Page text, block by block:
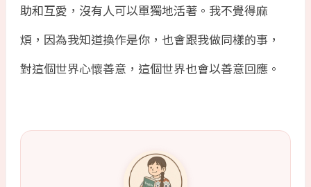
助和互愛，沒有人可以單獨地活著。我不覺得麻
煩，因為我知道換作是你，也會跟我做同樣的事，
對這個世界心懷善意，這個世界也會以善意回應。